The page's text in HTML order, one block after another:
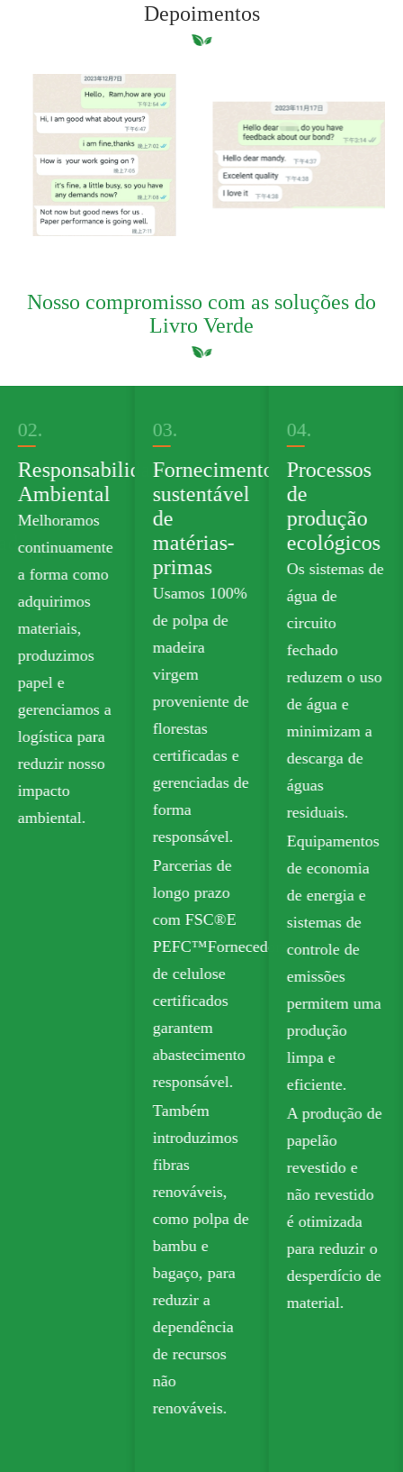
Depoimentos
Nosso compromisso com as soluções do
Livro Verde
03.
Fornecimento
sustentável
de
matérias-
primas
Usamos 100%
de polpa de
madeira
virgem
proveniente de
florestas
certificadas e
gerenciadas de
forma
PEFC™Fornecedores
04.
Processos
de
produção
ecológicos
Os sistemas de
água de
circuito
fechado
reduzem o uso
de água e
minimizam a
descarga de
águas
residuais.
Equipamentos
de economia
de energia e
sistemas de
controle de
emissões
permitem uma
produção
limpa e
eficiente.
A produção de
papelão
revestido e
não revestido
é otimizada
para reduzir o
desperdício de
material.
05.
Produto
Verde
Portfolio
Oferecemos
papelão de
qualidade
alimentar sem
plástico que
atende aos
padrões de
segurança para
contato com
alimentos.
Nossas opções
recicláveis
incluem a
placa de caixa
dobrável
(FBB) e a
placa de
marfim para
embalagens
sustentáveis.
O papel kraft
biodegradável
é amplamente
utilizado em
embalagens
para viagem,
mercearia e
varejo.